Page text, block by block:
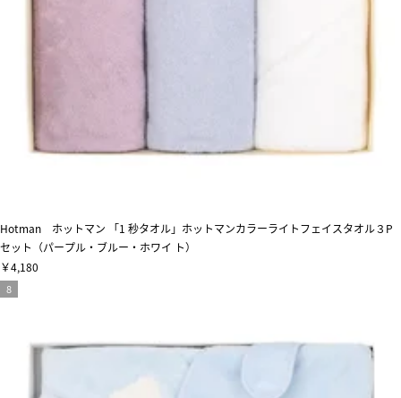
Hotman ホットマン 「1 秒タオル」ホットマンカラーライトフェイスタオル３P
セット（パープル・ブルー・ホワイ ト）
￥4,180